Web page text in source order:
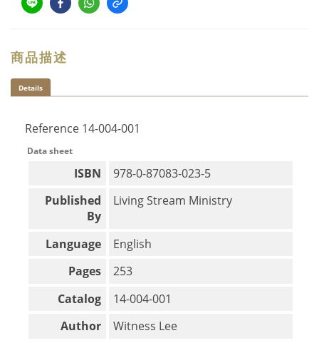
商品描述
Details
Reference 14-004-001
Data sheet
ISBN
978-0-87083-023-5
Published
By
Living Stream Ministry
Language
English
Pages
253
Catalog
14-004-001
Author
Witness Lee